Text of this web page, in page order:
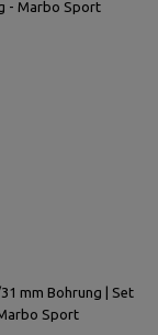
- Marbo Sport
mm Bohrung | Set
Sport